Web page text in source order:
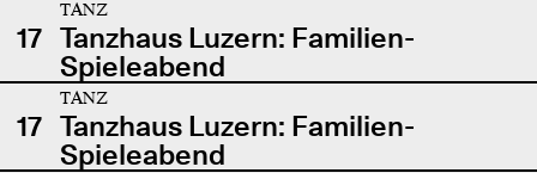
17
TANZ
Tanzhaus Luzern: Familien-
Spieleabend
17
TANZ
Tanzhaus Luzern: Familien-
Spieleabend